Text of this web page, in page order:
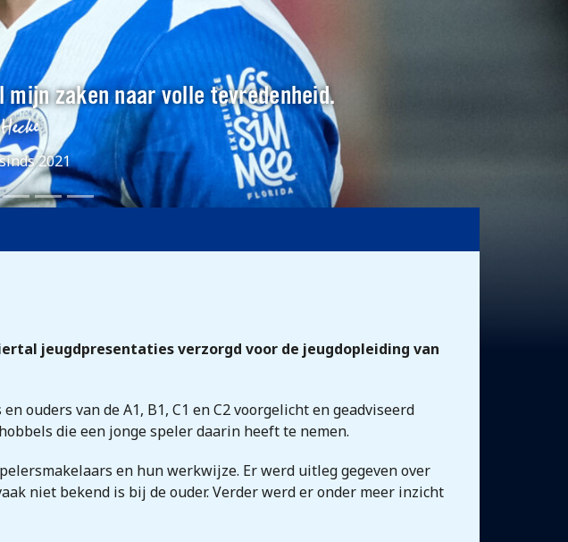
mijn zaken naar volle tevredenheid.
2021
jeugdpresentaties verzorgd voor de jeugdopleiding van
ouders van de A1, B1, C1 en C2 voorgelicht en geadviseerd
die een jonge speler daarin heeft te nemen.
en hun werkwijze. Er werd uitleg gegeven over
niet bekend is bij de ouder. Verder werd er onder meer inzicht